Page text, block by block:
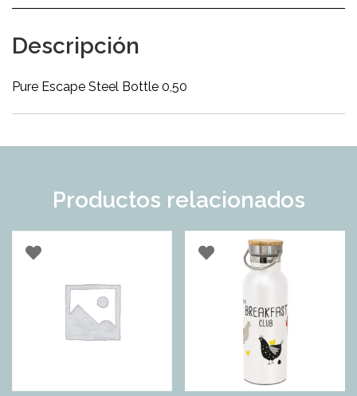
Descripción
Pure Escape Steel Bottle 0,50
Productos relacionados